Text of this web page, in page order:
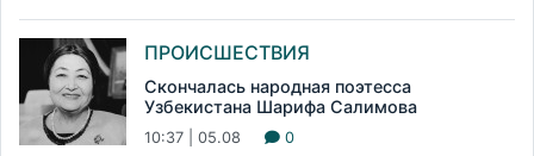
ПРОИСШЕСТВИЯ
Скончалась народная поэтесса
Узбекистана Шарифа Салимова
10:37 | 05.08 0